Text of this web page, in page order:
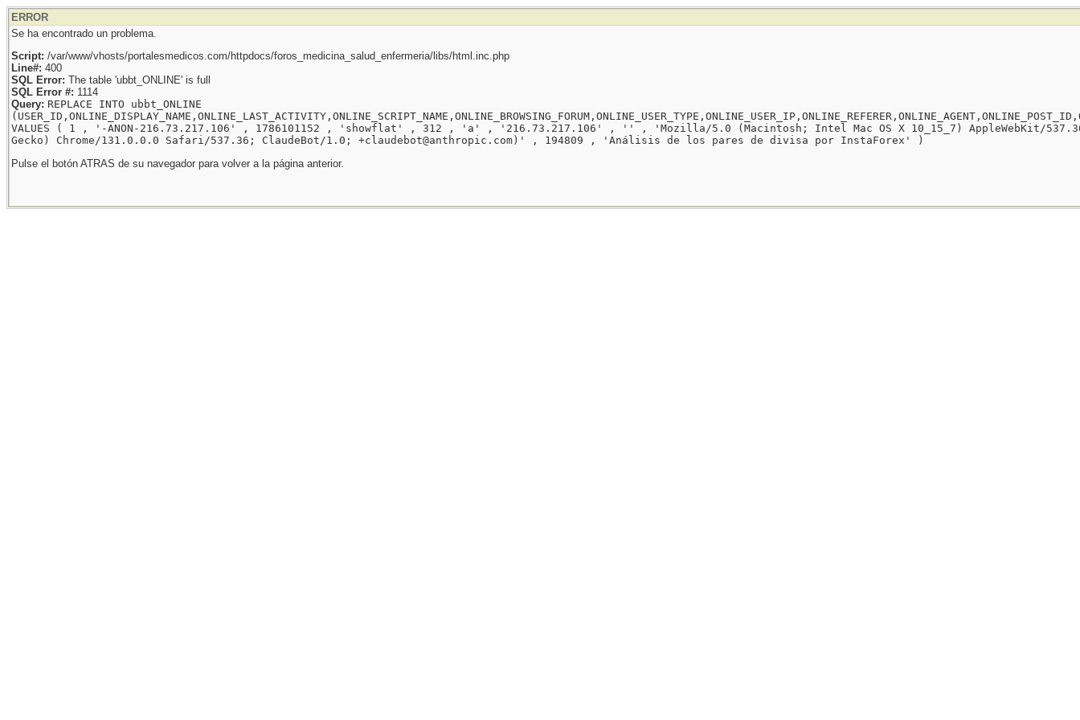
ERROR
Se ha encontrado un problema.
Script: /var/www/vhosts/portalesmedicos.com/httpdocs/foros_medicina_salud_enfermeria/libs/html.inc.php
Line#: 400
SQL Error: The table 'ubbt_ONLINE' is full
SQL Error #: 1114
Query: REPLACE INTO ubbt_ONLINE
VALUES ( 1 , '-ANON-216.73.217.106' , 1786101152 , 'showflat' , 312 , 'a' , '216.73.217.106' , '' , 'Mozilla/5.0 (Macintosh; Intel Mac OS X 10_15_7) AppleWebKit/
Gecko) Chrome/131.0.0.0 Safari/537.36; ClaudeBot/1.0; +claudebot@anthropic.com)' , 194809 , 'Análisis de los pares de divisa por InstaForex' )
Pulse el botón ATRAS de su navegador para volver a la página anterior.